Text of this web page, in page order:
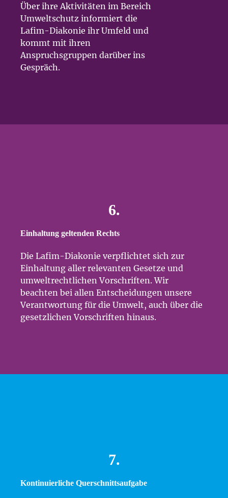
Über ihre Aktivitäten im Bereich
Umweltschutz informiert die
Lafim-Diakonie ihr Umfeld und
kommt mit ihren
Anspruchsgruppen darüber ins
Gespräch.
6.
Einhaltung geltenden Rechts
Die Lafim-Diakonie verpflichtet sich zur
Einhaltung aller relevanten Gesetze und
umweltrechtlichen Vorschriften. Wir
beachten bei allen Entscheidungen unsere
Verantwortung für die Umwelt, auch über die
gesetzlichen Vorschriften hinaus.
7.
Kontinuierliche Querschnittsaufgabe